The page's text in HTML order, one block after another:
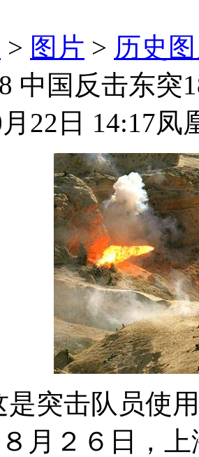
> 图片 > 历史
中国反击东突
22日 14:17凤
是突击队员使
月２６日，